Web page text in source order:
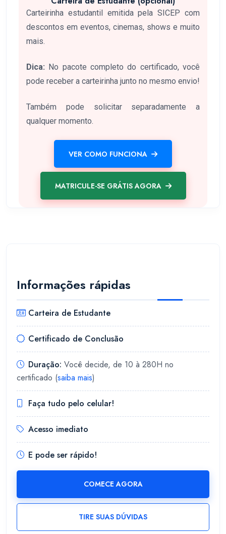
Carteirinha estudantil emitida pela SICEP com
descontos em eventos, cinemas, shows e muito
mais.
Dica: No pacote completo do certificado, você
pode receber a carteirinha junto no mesmo envio!
Também pode solicitar separadamente a
qualquer momento.
VER COMO FUNCIONA
MATRICULE-SE GRÁTIS AGORA
Informações rápidas
Carteira de Estudante
Certificado de Conclusão
Duração: Você decide, de 10 à 280H no
certificado (saiba mais)
Faça tudo pelo celular!
Acesso imediato
E pode ser rápido!
COMECE AGORA
TIRE SUAS DÚVIDAS